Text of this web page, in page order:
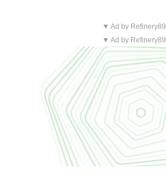
▼ Ad by Refinery89
▼ Ad by Refinery89